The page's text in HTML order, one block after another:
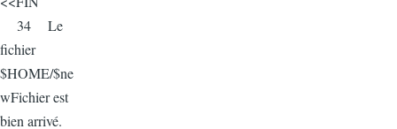
34 Le
fichier
$HOME/$ne
wFichier est
bien arrivé.